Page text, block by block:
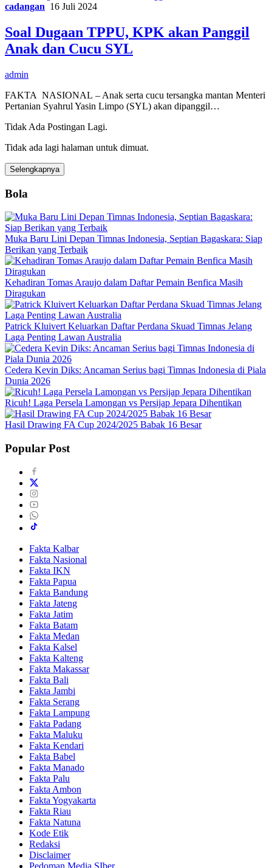
cadangan 16 Juli 2024
Soal Dugaan TPPU, KPK akan Panggil
Anak dan Cucu SYL
admin
FAKTA NASIONAL – Anak serta cucu tersangka mantan Menteri
Pertanian Syahrul Yasin Limpo (SYL) akan dipanggil…
Tidak Ada Postingan Lagi.
Tidak ada lagi halaman untuk dimuat.
Selengkapnya
Bola
Muka Baru Lini Depan Timnas Indonesia, Septian Bagaskara: Siap
Berikan yang Terbaik
Kehadiran Tomas Araujo dalam Daftar Pemain Benfica Masih
Diragukan
Patrick Kluivert Keluarkan Daftar Perdana Skuad Timnas Jelang
Laga Penting Lawan Australia
Cedera Kevin Diks: Ancaman Serius bagi Timnas Indonesia di Piala
Dunia 2026
Ricuh! Laga Persela Lamongan vs Persijap Jepara Dihentikan
Hasil Drawing FA Cup 2024/2025 Babak 16 Besar
Popular Post
Fakta Kalbar
Fakta Nasional
Fakta IKN
Fakta Papua
Fakta Bandung
Fakta Jateng
Fakta Jatim
Fakta Batam
Fakta Medan
Fakta Kalsel
Fakta Kalteng
Fakta Makassar
Fakta Bali
Fakta Jambi
Fakta Serang
Fakta Lampung
Fakta Padang
Fakta Maluku
Fakta Kendari
Fakta Babel
Fakta Manado
Fakta Palu
Fakta Ambon
Fakta Yogyakarta
Fakta Riau
Fakta Natuna
Kode Etik
Redaksi
Disclaimer
Pedoman Media SIber